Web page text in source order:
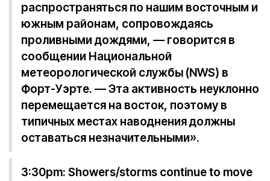
распространяться по нашим восточным и
южным районам, сопровождаясь
проливными дождями, — говорится в
сообщении Национальной
метеорологической службы (NWS) в
Форт-Уэрте. — Эта активность неуклонно
перемещается на восток, поэтому в
типичных местах наводнения должны
оставаться незначительными».
3:30pm: Showers/storms continue to move